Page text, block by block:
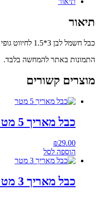
תיאור
כבל חשמל לבן 3*1.5 לחיווט גופי תאורה משנקים ומפוחים.נמכר לפי מטר.
התמונות באתר להמחשה בלבד.
מוצרים קשורים
כבל מאריך 5 מטר
₪29.00
הוספה לסל
כבל מאריך 3 מטר